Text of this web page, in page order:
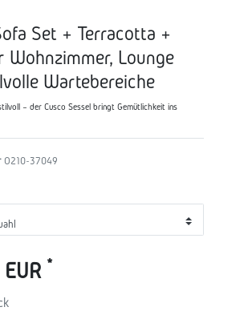
Set + Terracotta +
Wohnzimmer, Lounge
Wartebereiche
– der Cusco Sessel bringt Gemütlichkeit ins
O210-37049
*